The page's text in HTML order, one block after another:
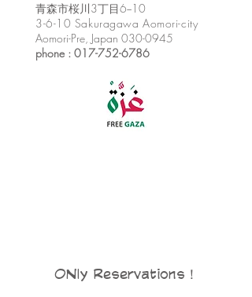
​青森市桜川3丁目6−10
3-6-10 Sakuragawa Aomori-city
Aomori-Pre, Japan 030-0945
phone : 017-752-6786
ONly Reservations！